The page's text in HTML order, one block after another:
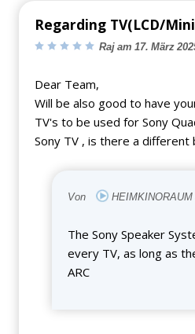
Regarding TV(LCD/
Raj am 17. März
Dear Team,
Will be also good to have
TV's to be used for Sony
Sony TV , is there a different
Von
The Sony Speaker
every TV, as long as
ARC